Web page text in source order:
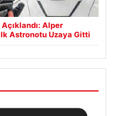
Alper
Astronotu Uzaya Gitti